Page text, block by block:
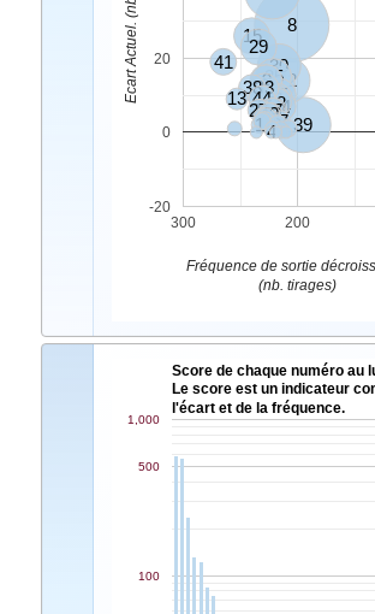
8
39
42
30
5
15
29
35
45
6
9
21
711
14
28
33
38
41
44
10
17
13
23
2737
4047
49
2
14
300 200
-20
0
20
Fréquence de sortie
(nb. tirages)
Le score est un indicateur
l'écart et de la fréquence.
100
500
1,000